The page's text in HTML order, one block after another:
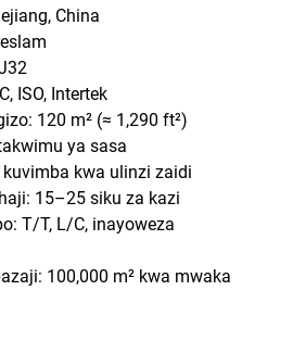
China
ISO, Intertek
120 m² (≈ 1,290 ft²)
ya sasa
kwa ulinzi zaidi
15–25 siku za kazi
T/T, L/C, inayoweza
100,000 m² kwa mwaka